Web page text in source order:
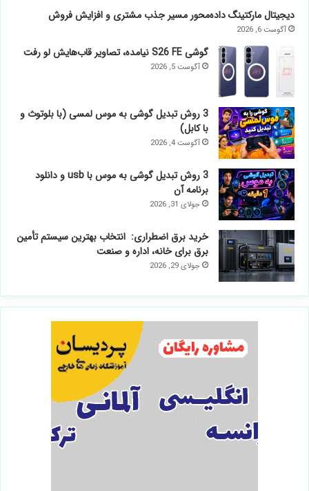
دیجیتال مارکتینگ داده‌محور مسیر جذب مشتری و افزایش فروش
آگوست 6, 2026
گوشی S26 FE نیامده، تصاویر قاب‌هایش لو رفت
آگوست 5, 2026
3 روش تبدیل گوشی به موس لمسی (با بلوتوث و
با کابل)
آگوست 4, 2026
3 روش تبدیل گوشی به موس با usb و دانلود
برنامه آن
جولای 31, 2026
خرید برق اضطراری: انتخاب بهترین سیستم تأمین
برق برای خانه، اداره و صنعت
جولای 29, 2026